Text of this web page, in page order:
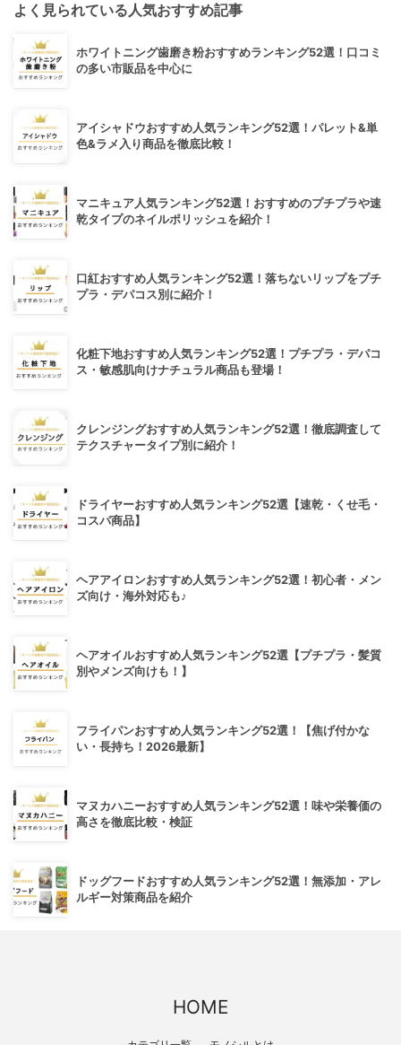
よく見られている人気おすすめ記事
ホワイトニング歯磨き粉おすすめランキング52選！口コミ
の多い市販品を中心に
アイシャドウおすすめ人気ランキング52選！パレット&単
色&ラメ入り商品を徹底比較！
マニキュア人気ランキング52選！おすすめのプチプラや速
乾タイプのネイルポリッシュを紹介！
口紅おすすめ人気ランキング52選！落ちないリップをプチ
プラ・デパコス別に紹介！
化粧下地おすすめ人気ランキング52選！プチプラ・デパコ
ス・敏感肌向けナチュラル商品も登場！
クレンジングおすすめ人気ランキング52選！徹底調査して
テクスチャータイプ別に紹介！
ドライヤーおすすめ人気ランキング52選【速乾・くせ毛・
コスパ商品】
ヘアアイロンおすすめ人気ランキング52選！初心者・メン
ズ向け・海外対応も♪
ヘアオイルおすすめ人気ランキング52選【プチプラ・髪質
別やメンズ向けも！】
フライパンおすすめ人気ランキング52選！【焦げ付かな
い・長持ち！2026最新】
マヌカハニーおすすめ人気ランキング52選！味や栄養価の
高さを徹底比較・検証
ドッグフードおすすめ人気ランキング52選！無添加・アレ
ルギー対策商品を紹介
HOME